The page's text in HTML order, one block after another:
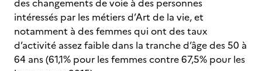
des changements de voie à des personnes
intéressés par les métiers d’Art de la vie, et
notamment à des femmes qui ont des taux
d’activité assez faible dans la tranche d’âge des 50 à
64 ans (61,1% pour les femmes contre 67,5% pour les